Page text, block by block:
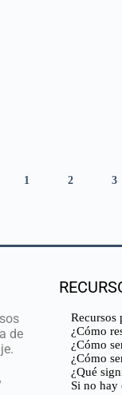
1 2 3
de
Recursos
¿Cómo
¿Cómo
¿Cómo
¿Qué
Si no hay